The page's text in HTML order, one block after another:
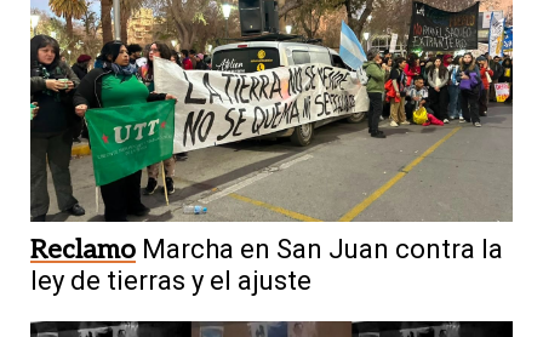
Reclamo Marcha en San Juan contra la
ley de tierras y el ajuste